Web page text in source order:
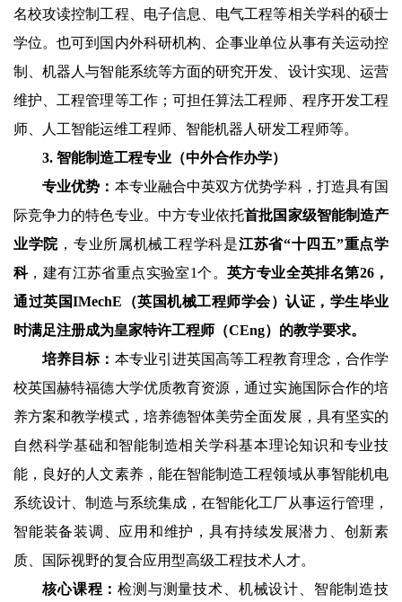
名校攻读控制工程、电子信息、电气工程等相关学科的硕士
学位。也可到国内外科研机构、企事业单位从事有关运动控
制、机器人与智能系统等方面的研究开发、设计实现、运营
维护、工程管理等工作；可担任算法工程师、程序开发工程
师、人工智能运维工程师、智能机器人研发工程师等。
3.智能制造工程专业（中外合作办学）
专业优势： 本专业融合中英双方优势学科，打造具有国
际竞争力的特色专业。中方专业依托首批国家级智能制造产
业学院 ，专业所属机械工程学科是江苏省“十四五”重点学
科，建有江苏省重点实验室1个。英方专业全英排名第26，
通过英国IMechE （英国机械工程师学会）认证，学生毕业
时满足注册成为皇家特许工程师（CEng）的教学要求。
培养目标： 本专业引进英国高等工程教育理念，合作学
校英国赫特福德大学优质教育资源，通过实施国际合作的培
养方案和教学模式，培养德智体美劳全面发展，具有坚实的
自然科学基础和智能制造相关学科基本理论知识和专业技
能，良好的人文素养，能在智能制造工程领域从事智能机电
系统设计、制造与系统集成，在智能化工厂从事运行管理，
智能装备装调、应用和维护，具有持续发展潜力、创新素
质、国际视野的复合应用型高级工程技术人才。
核心课程：检测与测量技术、机械设计、智能制造技